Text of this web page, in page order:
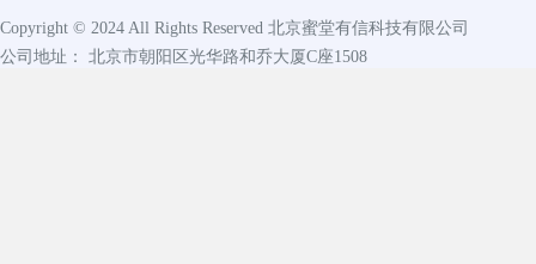
Copyright © 2024 All Rights Reserved 北京蜜堂有信科技有限公司
公司地址： 北京市朝阳区光华路和乔大厦C座1508